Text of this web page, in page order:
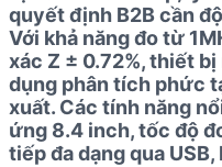
quyết định B2B cần
Với khả năng đo từ
xác Z ± 0.72%, thiết
dụng phân tích phức
xuất. Các tính năng
ứng 8.4 inch, tốc độ
tiếp đa dạng qua